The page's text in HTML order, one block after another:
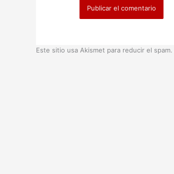
Este sitio usa Akismet para reducir el spam.